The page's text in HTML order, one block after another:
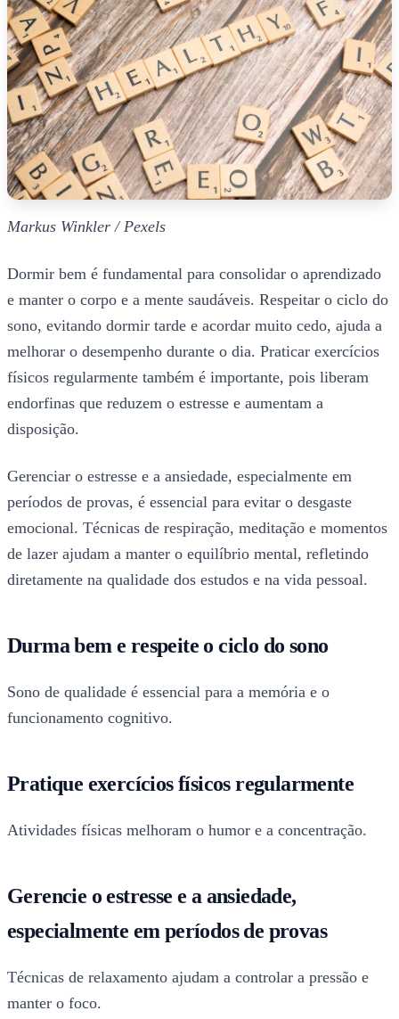
Markus Winkler / Pexels
Dormir bem é fundamental para consolidar o aprendizado
e manter o corpo e a mente saudáveis. Respeitar o ciclo do
sono, evitando dormir tarde e acordar muito cedo, ajuda a
melhorar o desempenho durante o dia. Praticar exercícios
físicos regularmente também é importante, pois liberam
endorfinas que reduzem o estresse e aumentam a
disposição.
Gerenciar o estresse e a ansiedade, especialmente em
períodos de provas, é essencial para evitar o desgaste
emocional. Técnicas de respiração, meditação e momentos
de lazer ajudam a manter o equilíbrio mental, refletindo
diretamente na qualidade dos estudos e na vida pessoal.
Durma bem e respeite o ciclo do sono
Sono de qualidade é essencial para a memória e o
funcionamento cognitivo.
Pratique exercícios físicos regularmente
Atividades físicas melhoram o humor e a concentração.
Gerencie o estresse e a ansiedade,
especialmente em períodos de provas
Técnicas de relaxamento ajudam a controlar a pressão e
manter o foco.